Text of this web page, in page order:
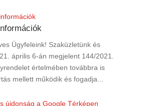
Szaküzletünk és
április 6-án megjelent 144/2021.
értelmében továbbra is
mellett működik és fogadja...